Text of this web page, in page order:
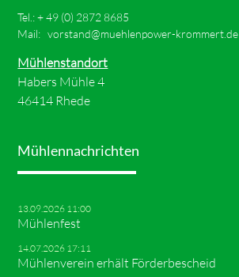
Tel.: +49 (0) 2872 8685
Mail:vorstand@muehlenpower-krommert.de
Mühlenstandort
Habers Mühle 4
46414 Rhede
Mühlennachrichten
13.09.2026 11:00
Mühlenfest
14.07.2026 17:11
Mühlenverein erhält Förderbescheid